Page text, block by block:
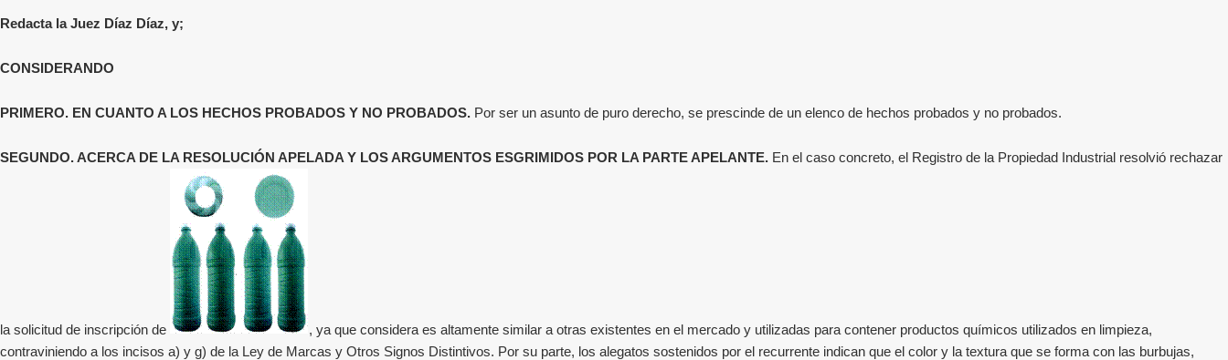
Redacta la Juez Díaz Díaz, y;
CONSIDERANDO
PRIMERO. EN CUANTO A LOS HECHOS PROBADOS Y NO PROBADOS. Por ser un asunto de puro derecho, se prescinde de un elenco de hechos probados y no probados.
SEGUNDO. ACERCA DE LA RESOLUCIÓN APELADA Y LOS ARGUMENTOS ESGRIMIDOS POR LA PARTE APELANTE. En el caso concreto, el Registro de la Propiedad Industrial resolvió rechazar
la solicitud de inscripción de
, ya que considera es altamente similar a otras existentes en el mercado y utilizadas para contener productos químicos utilizados en limpieza,
contraviniendo a los incisos a) y g) de la Ley de Marcas y Otros Signos Distintivos. Por su parte, los alegatos sostenidos por el recurrente indican que el color y la textura que se forma con las burbujas,